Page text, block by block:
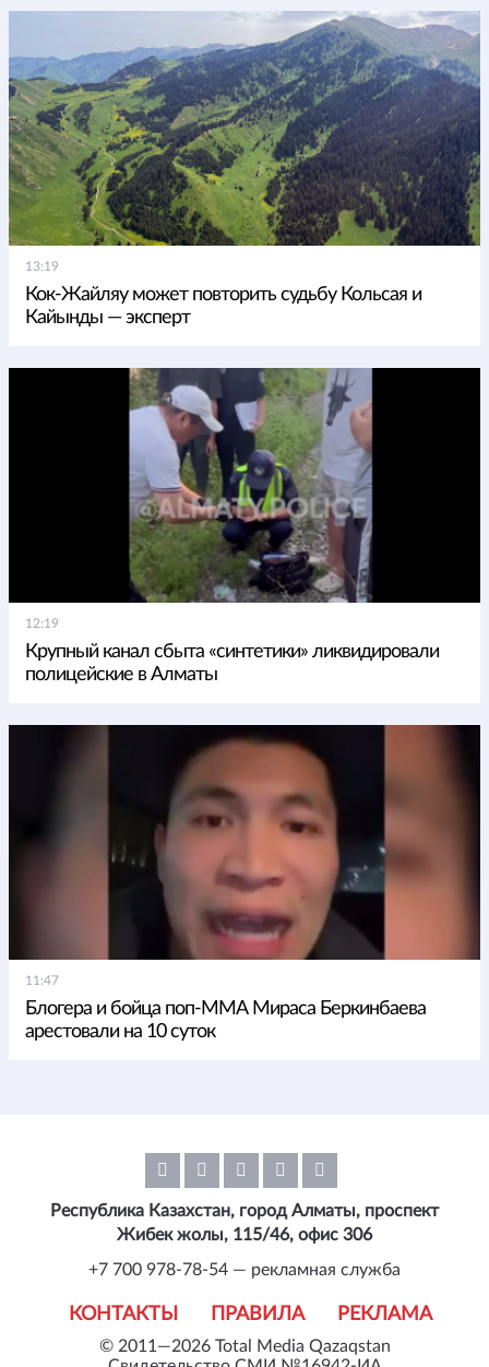
13:19
Кок-Жайляу может повторить судьбу Кольсая и
Кайынды — эксперт
12:19
Крупный канал сбыта «синтетики» ликвидировали
полицейские в Алматы
11:47
Блогера и бойца поп-ММА Мираса Беркинбаева
арестовали на 10 суток
© 2011—2026 Total Media Qazaqstan
КОНТАКТЫ ПРАВИЛА РЕКЛАМА
Республика Казахстан, город Алматы, проспект
Жибек жолы, 115/46, офис 306
+7 700 978-78-54 — рекламная служба